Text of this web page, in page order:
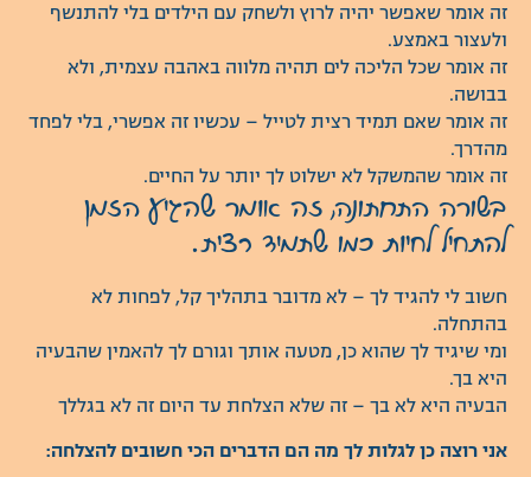
זה אומר שאפשר יהיה לרוץ ולשחק עם הילדים בלי להתנשף
ולעצור באמצע.
זה אומר שכל הליכה לים תהיה מלווה באהבה עצמית, ולא
בבושה.
זה אומר שאם תמיד רצית לטייל – עכשיו זה אפשרי, בלי לפחד
מהדרך.
זה אומר שהמשקל לא ישלוט לך יותר על החיים.
בשורה התחתונה, זה אומר שהגיע הזמן
להתחיל לחיות כמו שתמיד רצית.
חשוב לי להגיד לך – לא מדובר בתהליך קל, לפחות לא
בהתחלה.
ומי שיגיד לך שהוא כן, מטעה אותך וגורם לך להאמין שהבעיה
היא בך.
הבעיה היא לא בך – זה שלא הצלחת עד היום זה לא בגללך
אני רוצה כן לגלות לך מה הם הדברים הכי חשובים להצלחה: